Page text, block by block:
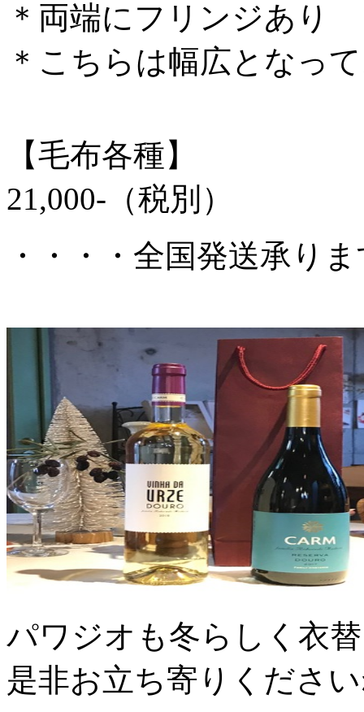
＊両端にフリンジあり
＊こちらは幅広となっ
【毛布各種】
21,000-（税別）
・・・・全国発送承り
パワジオも冬らしく衣
是非お立ち寄りくださ